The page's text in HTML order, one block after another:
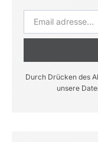
Durch Drücken des
unsere